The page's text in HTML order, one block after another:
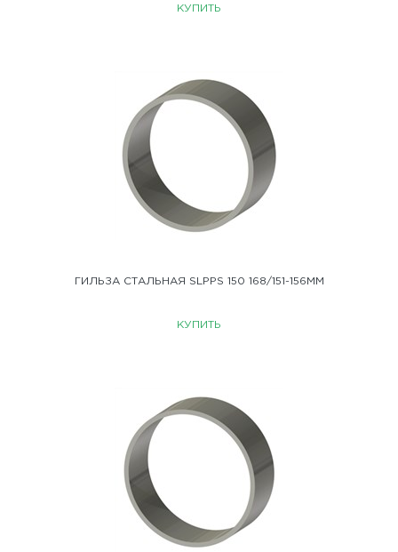
КУПИТЬ
ГИЛЬЗА СТАЛЬНАЯ SLPPS 150 168/151-156ММ
КУПИТЬ